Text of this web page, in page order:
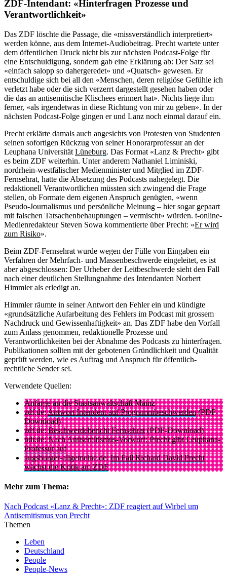
ZDF-Intendant: «Hinterfragen Prozesse und
Verantwortlichkeit»
Das ZDF löschte die Passage, die «missverständlich interpretiert»
werden könne, aus dem Internet-Audiobeitrag. Precht wartete unter
dem öffentlichen Druck nicht bis zur nächsten Podcast-Folge für
eine Entschuldigung, sondern gab eine Erklärung ab: Der Satz sei
«einfach salopp so dahergeredet» und «Quatsch» gewesen. Er
entschuldige sich bei all den «Menschen, deren religiöse Gefühle ich
verletzt habe oder die sich verzerrt dargestellt gesehen haben oder
die das an antisemitische Klischees erinnert hat». Nichts liege ihm
ferner, «als irgendetwas in diese Richtung von mir zu geben». In der
nächsten Podcast-Folge gingen er und Lanz noch einmal darauf ein.
Precht erklärte damals auch angesichts von Protesten von Studenten
seinen sofortigen Rückzug von seiner Honorarprofessur an der
Leuphana Universität Lüneburg. Das Format «Lanz & Precht» gibt
es beim ZDF weiterhin. Unter anderem Nathaniel Liminiski,
nordrhein-westfälischer Medienminister und Mitglied im ZDF-
Fernsehrat, hatte die Absetzung des Podcasts nahegelegt. Die
redaktionell Verantwortlichen müssten sich zwingend die Frage
stellen, ob Formate dem eigenen Anspruch genügten, «wenn
Pseudo-Journalismus und persönliche Meinung – hier sogar gepaart
mit falschen Tatsachenbehauptungen – vermischt» würden. t-online-
Medienredakteur Steven Sowa kommentierte über Precht: «Er wird
zum Risiko».
Beim ZDF-Fernsehrat wurde wegen der Fülle von Eingaben ein
Verfahren der Mehrfach- und Massenbeschwerde eingeleitet, es ist
aber abgeschlossen: Der Urheber der Leitbeschwerde sieht den Fall
nach einer deutlichen Stellungnahme des Intendanten Norbert
Himmler als erledigt an.
Himmler räumte in seiner Antwort den Fehler ein und kündigte
«grundsätzliche Aufarbeitung des Fehlers im Podcast mit grossem
Nachdruck und Gewissenhaftigkeit» an. Das ZDF habe den Vorfall
zum Anlass genommen, redaktionelle Prozesse und
Verantwortlichkeiten bei der Abnahme des Podcasts zu hinterfragen.
Publikationen sollten mit der gebotenen Gründlichkeit und Qualität
geprüft werden, wie es Auftrag und Anspruch für öffentlich-
rechtliche Sender sei.
Verwendete Quellen:
Anfarge an die Staatsanwaltschaft Mainz
zdf.de:Antwort Intendent auf Programmbeschwerden(PDF-
Download)
zdf.de:Beschwerdebericht Fernsehrat(PDF-Download)
ndr.de:Nach Antisemitismus-Vorwurf: Precht gibt Leuphana-
Professur auf
augsburger-allgemeine.de:Im Fall Richard David Precht
wächst die Kritik am ZDF
Mehr zum Thema:
Nach Podcast «Lanz & Precht»: ZDF reagiert auf Wirbel um
Antisemitismus von Precht
Themen
Leben
Deutschland
People
People-News